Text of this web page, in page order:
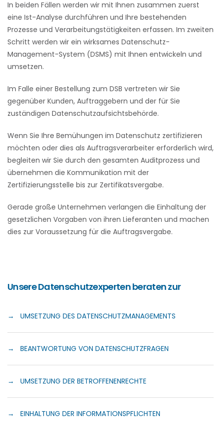
In beiden Fällen werden wir mit Ihnen zusammen zuerst
eine Ist-Analyse durchführen und Ihre bestehenden
Prozesse und Verarbeitungstätigkeiten erfassen. Im zweiten
Schritt werden wir ein wirksames Datenschutz-
Management-System (DSMS) mit Ihnen entwickeln und
umsetzen.
Im Falle einer Bestellung zum DSB vertreten wir Sie
gegenüber Kunden, Auftraggebern und der für Sie
zuständigen Datenschutzaufsichtsbehörde.
Wenn Sie Ihre Bemühungen im Datenschutz zertifizieren
möchten oder dies als Auftragsverarbeiter erforderlich wird,
begleiten wir Sie durch den gesamten Auditprozess und
übernehmen die Kommunikation mit der
Zertifizierungsstelle bis zur Zertifikatsvergabe.
Gerade große Unternehmen verlangen die Einhaltung der
gesetzlichen Vorgaben von ihren Lieferanten und machen
dies zur Voraussetzung für die Auftragsvergabe.
Unsere Datenschutzexperten beraten zur
→ UMSETZUNG DES DATENSCHUTZMANAGEMENTS
→ BEANTWORTUNG VON DATENSCHUTZFRAGEN
→ UMSETZUNG DER BETROFFENENRECHTE
→ EINHALTUNG DER INFORMATIONS­PFLICHTEN